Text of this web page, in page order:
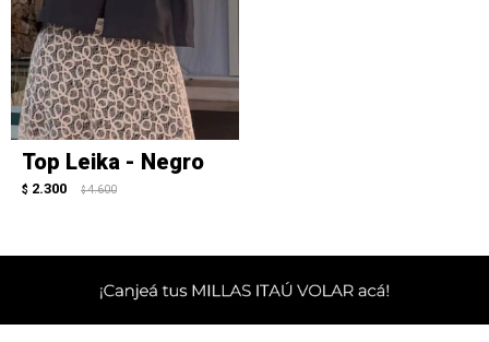
Top Leika - Negro
$ 2.300 $ 4.600